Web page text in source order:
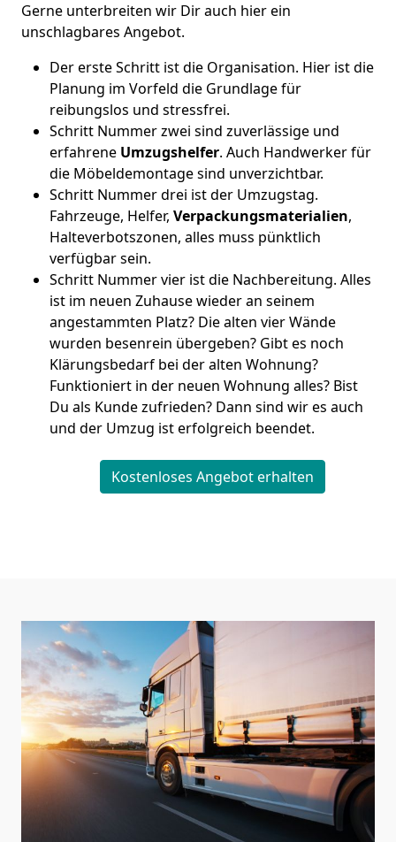
Gerne unterbreiten wir Dir auch hier ein
unschlagbares Angebot.
Der erste Schritt ist die Organisation. Hier ist die
Planung im Vorfeld die Grundlage für
reibungslos und stressfrei.
Schritt Nummer zwei sind zuverlässige und
erfahrene Umzugshelfer. Auch Handwerker für
die Möbeldemontage sind unverzichtbar.
Schritt Nummer drei ist der Umzugstag.
Fahrzeuge, Helfer, Verpackungsmaterialien,
Halteverbotszonen, alles muss pünktlich
verfügbar sein.
Schritt Nummer vier ist die Nachbereitung. Alles
ist im neuen Zuhause wieder an seinem
angestammten Platz? Die alten vier Wände
wurden besenrein übergeben? Gibt es noch
Klärungsbedarf bei der alten Wohnung?
Funktioniert in der neuen Wohnung alles? Bist
Du als Kunde zufrieden? Dann sind wir es auch
und der Umzug ist erfolgreich beendet.
Kostenloses Angebot erhalten